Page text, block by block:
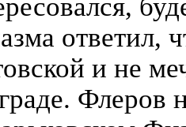
ответил,
и не
Флеров